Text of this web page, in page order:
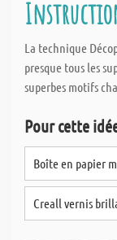
La technique
presque tous les
superbes motifs
Pour cette
Boîte en papier
Creall vernis